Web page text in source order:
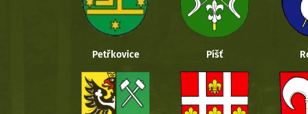
Petřkovice Píšť